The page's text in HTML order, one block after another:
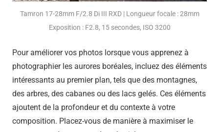
Tamron 17-28mm F/2.8 Di III RXD | Longueur focale : 28mm
Exposition : F2.8, 15 secondes, ISO 3200
Pour améliorer vos photos lorsque vous apprenez à
photographier les aurores boréales, incluez des éléments
intéressants au premier plan, tels que des montagnes,
des arbres, des cabanes ou des lacs gelés. Ces éléments
ajoutent de la profondeur et du contexte à votre
composition. Placez-vous de manière à maximiser le